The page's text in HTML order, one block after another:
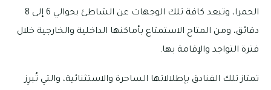
الحمرا، وتبعد كافة تلك الوجهات عن الشاطئ بحوالي 6 إلى 8
دقائق، ومن المتاح الاستمتاع بأماكنها الداخلية والخارجية خلال
فترة التواجد والإقامة بها.
تمتاز تلك الفنادق بإطلالاتها الساحرة والاستثنائية، والتي تُبرِز